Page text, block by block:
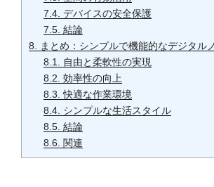
7.4. デバイスの安全保護
7.5. 結論
8.
まとめ：シンプルで機能的なデジタル
8.1.
自由と柔軟性の実現
8.2. 効率性の向上
8.3. 快適な作業環境
8.4. シンプルな生活スタイル
8.5. 結論
8.6. 関連